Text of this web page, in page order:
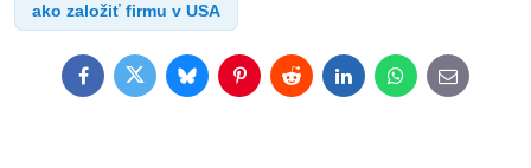
ako založiť firmu v USA
FacebookTwitterBlueskyPinterestRedditLinkedInWhatsApp
E-
mail